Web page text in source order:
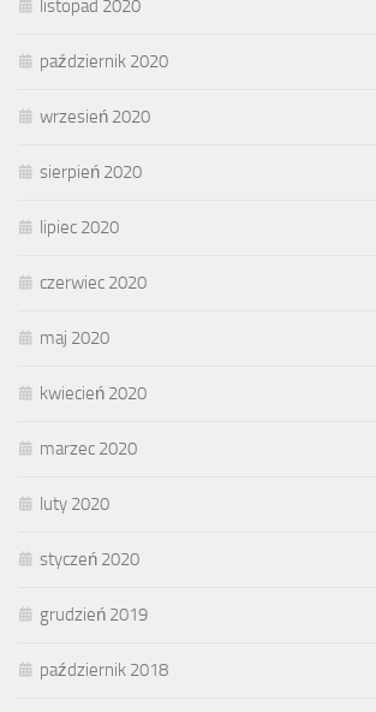
listopad 2020
październik 2020
wrzesień 2020
sierpień 2020
lipiec 2020
czerwiec 2020
maj 2020
kwiecień 2020
marzec 2020
luty 2020
styczeń 2020
grudzień 2019
październik 2018